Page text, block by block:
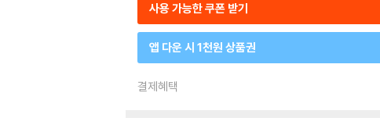
사용 가능한 쿠폰 받기
앱 다운 시 1천원 상품권
결제혜택